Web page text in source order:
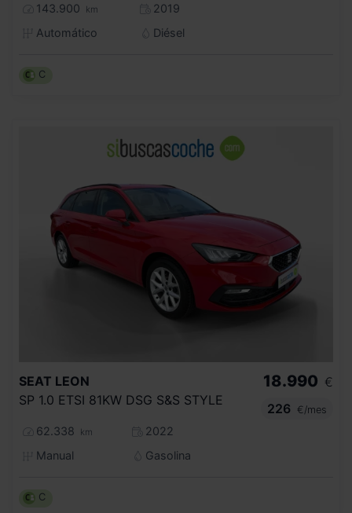
143.900 km
2019
Automático
Diésel
C
SEAT LEON
SP 1.0 ETSI 81KW DSG S&S STYLE
62.338 km
2022
Manual
Gasolina
18.990 €
226
€/mes
C